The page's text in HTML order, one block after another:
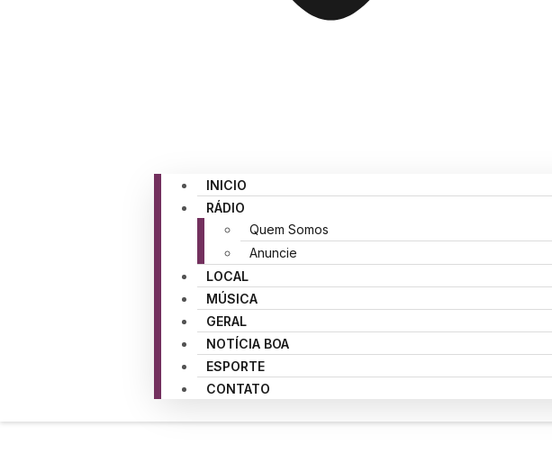
INICIO
RÁDIO
Quem Somos
Anuncie
LOCAL
MÚSICA
GERAL
NOTÍCIA BOA
ESPORTE
CONTATO